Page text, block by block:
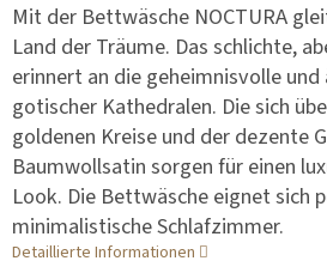
Mit der Bettwäsche NOCTURA
Land der Träume. Das schlichte,
erinnert an die geheimnisvolle
gotischer Kathedralen. Die sich
goldenen Kreise und der dezente
Baumwollsatin sorgen für einen
Look. Die Bettwäsche eignet sich
minimalistische Schlafzimmer.
Detaillierte Informationen